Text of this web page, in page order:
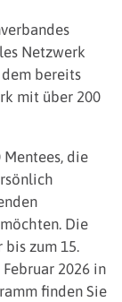
Netzwerk
bereits
mit über 200
Mentees, die
Die
zum 15.
2026 in
finden Sie